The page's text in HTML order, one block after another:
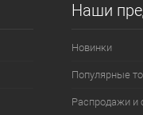
Наши
Новинки
Популярные
Распродажи и